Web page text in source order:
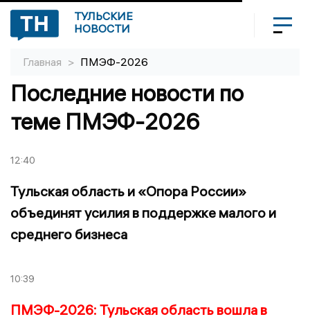
ТУЛЬСКИЕ
НОВОСТИ
Главная > ПМЭФ-2026
Последние новости по
теме ПМЭФ-2026
12:40
Тульская область и «Опора России»
объединят усилия в поддержке малого и
среднего бизнеса
10:39
ПМЭФ-2026: Тульская область вошла в